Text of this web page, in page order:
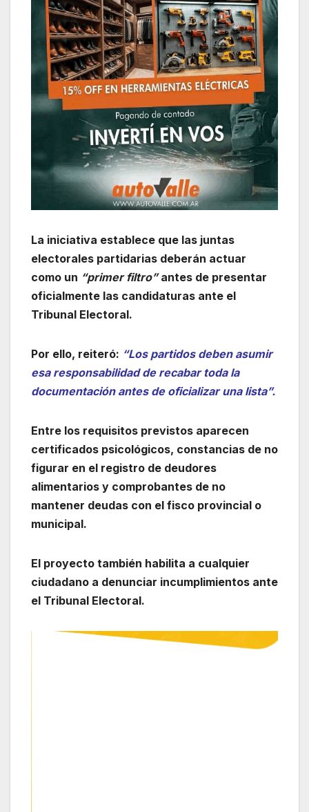
La iniciativa establece que las juntas
electorales partidarias deberán actuar
como un “primer filtro”antes de presentar
oficialmente las candidaturas ante el
Tribunal Electoral.
Por ello, reiteró: “Los partidos deben asumir
esa responsabilidad de recabar toda la
documentación antes de oficializar una lista”.
Entre los requisitos previstos aparecen
certificados psicológicos, constancias de no
figurar en el registro de deudores
alimentarios y comprobantes de no
mantener deudas con el fisco provincial o
municipal.
El proyecto también habilita a cualquier
ciudadano a denunciar incumplimientos ante
el Tribunal Electoral.